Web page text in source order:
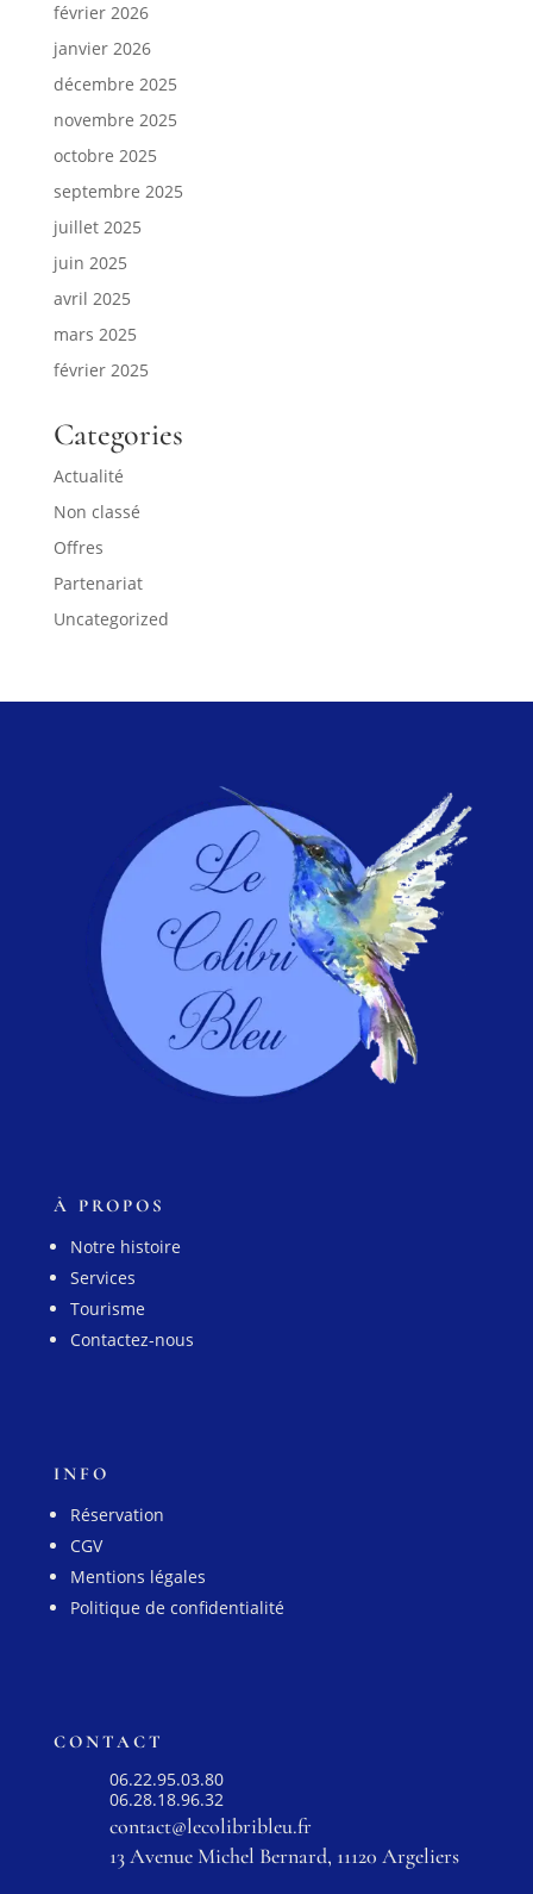
février 2026
janvier 2026
décembre 2025
novembre 2025
octobre 2025
septembre 2025
juillet 2025
juin 2025
avril 2025
mars 2025
février 2025
Categories
Actualité
Non classé
Offres
Partenariat
Uncategorized
À PROPOS
Notre histoire
Services
Tourisme
Contactez-nous
INFO
Réservation
CGV
Mentions légales
Politique de confidentialité
CONTACT
06.22.95.03.80
06.28.18.96.32
contact@lecolibribleu.fr
13 Avenue Michel Bernard, 11120 Argeliers